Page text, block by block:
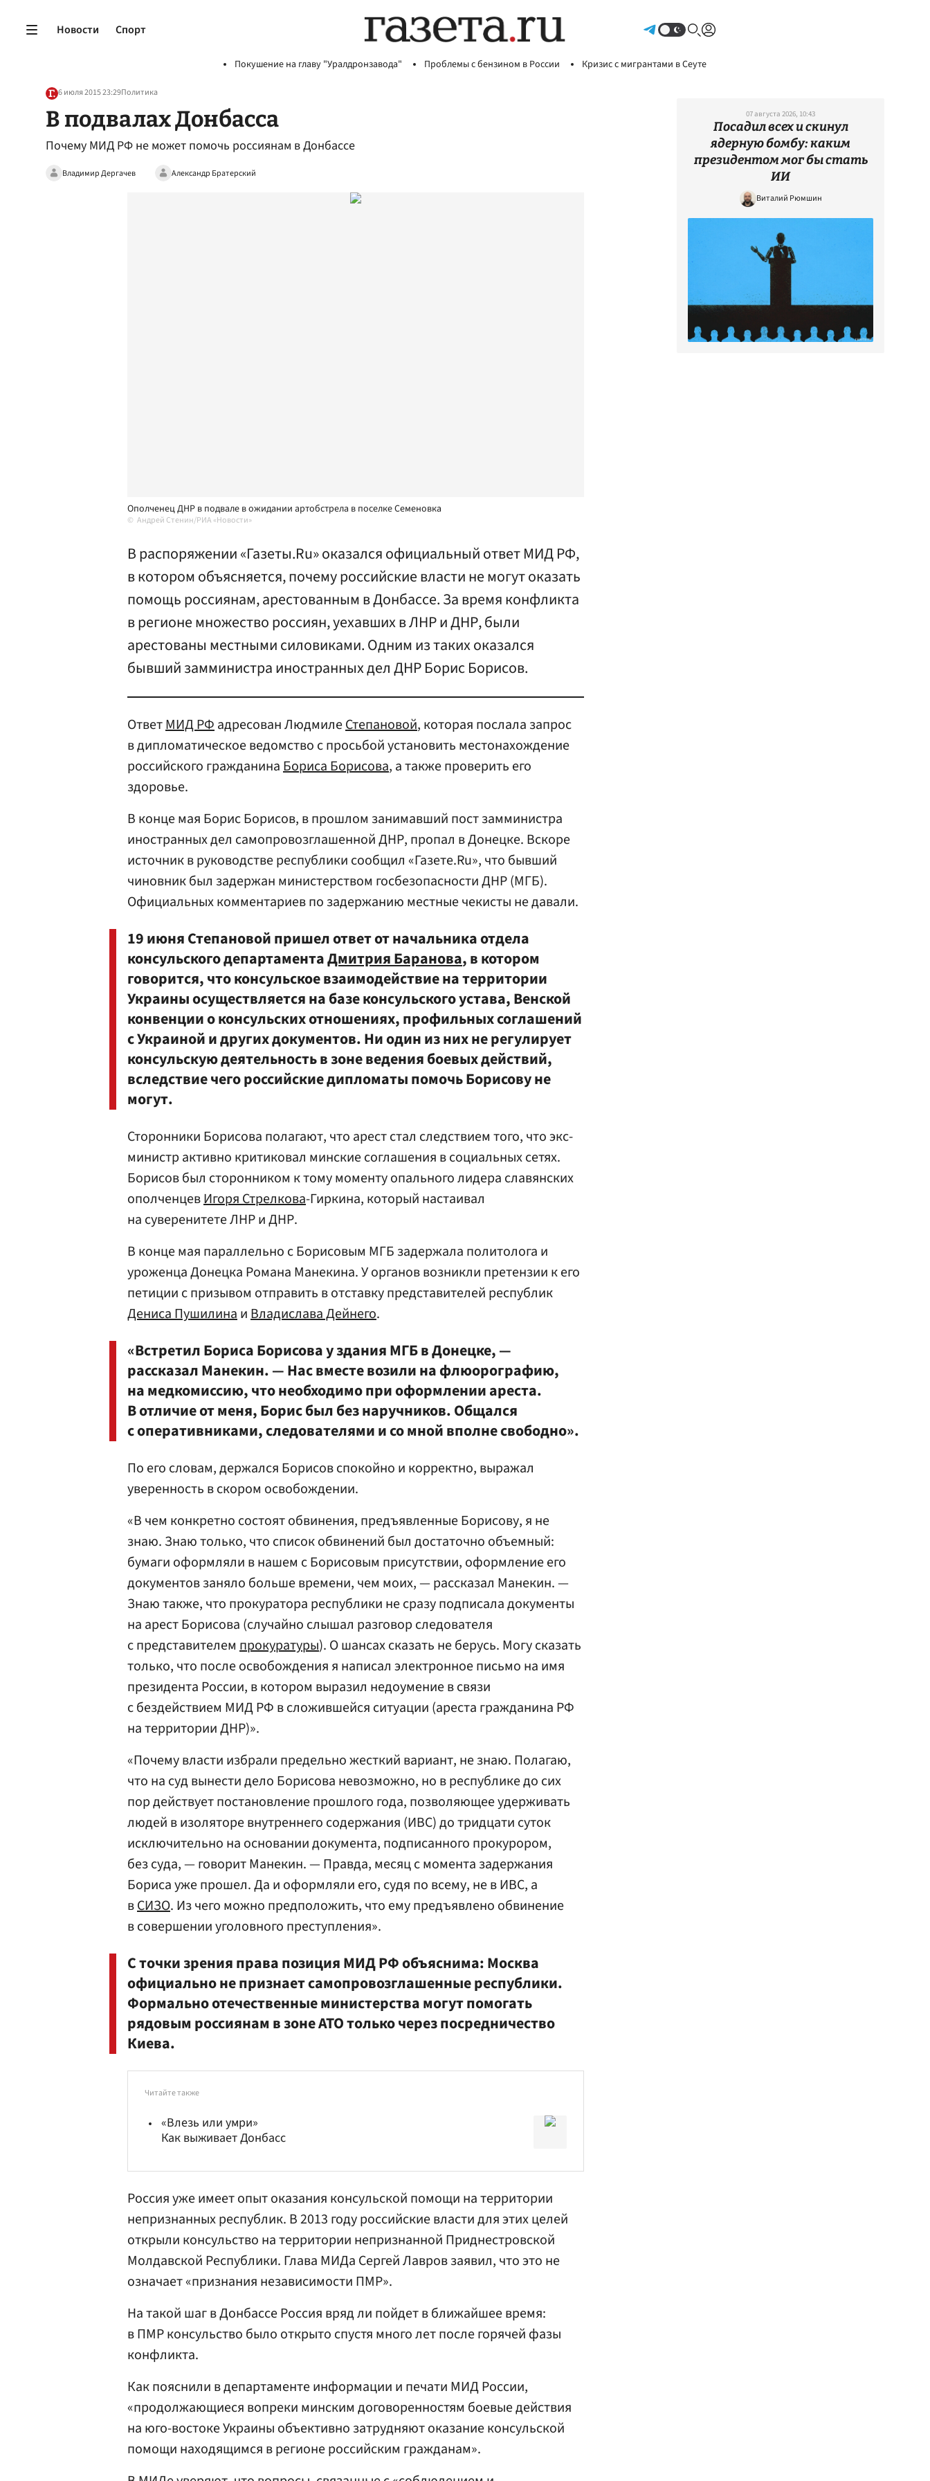
Новости Спорт
Покушение на главу "Уралдронзавода" Проблемы с бензином в России Кризис с мигрантами в Сеуте
6 июля 2015 23:29Политика
В подвалах Донбасса
Почему МИД РФ не может помочь россиянам в Донбассе
Владимир Дергачев Александр Братерский
Ополченец ДНР в подвале в ожидании артобстрела в поселке Семеновка
Андрей Стенин/РИА «Новости»
В распоряжении «Газеты.Ru» оказался официальный ответ МИД РФ,
в котором объясняется, почему российские власти не могут оказать
помощь россиянам, арестованным в Донбассе. За время конфликта
в регионе множество россиян, уехавших в ЛНР и ДНР, были
арестованы местными силовиками. Одним из таких оказался
бывший замминистра иностранных дел ДНР Борис Борисов.
ОтветМИД РФадресован ЛюдмилеСтепановой, которая послала запрос
в дипломатическое ведомство с просьбой установить местонахождение
российского гражданинаБориса Борисова, а также проверить его
здоровье.
В конце мая Борис Борисов, в прошлом занимавший пост замминистра
иностранных дел самопровозглашенной ДНР, пропал в Донецке. Вскоре
источник в руководстве республики сообщил «Газете.Ru», что бывший
чиновник был задержан министерством госбезопасности ДНР (МГБ).
Официальных комментариев по задержанию местные чекисты не давали.
19 июня Степановой пришел ответ от начальника отдела
консульского департаментаДмитрия Баранова, в котором
говорится, что консульское взаимодействие на территории
Украины осуществляется на базе консульского устава, Венской
конвенции о консульских отношениях, профильных соглашений
с Украиной и других документов. Ни один из них не регулирует
консульскую деятельность в зоне ведения боевых действий,
вследствие чего российские дипломаты помочь Борисову не
могут.
Сторонники Борисова полагают, что арест стал следствием того, что экс-
министр активно критиковал минские соглашения в социальных сетях.
Борисов был сторонником к тому моменту опального лидера славянских
ополченцевИгоря Стрелкова-Гиркина, который настаивал
на суверенитете ЛНР и ДНР.
В конце мая параллельно с Борисовым МГБ задержала политолога и
уроженца Донецка Романа Манекина. У органов возникли претензии к его
петиции с призывом отправить в отставку представителей республик
Дениса ПушилинаиВладислава Дейнего.
«Встретил Бориса Борисова у здания МГБ в Донецке, —
рассказал Манекин. — Нас вместе возили на флюорографию,
на медкомиссию, что необходимо при оформлении ареста.
В отличие от меня, Борис был без наручников. Общался
с оперативниками, следователями и со мной вполне свободно».
По его словам, держался Борисов спокойно и корректно, выражал
уверенность в скором освобождении.
«В чем конкретно состоят обвинения, предъявленные Борисову, я не
знаю. Знаю только, что список обвинений был достаточно объемный:
бумаги оформляли в нашем с Борисовым присутствии, оформление его
документов заняло больше времени, чем моих, — рассказал Манекин. —
Знаю также, что прокуратора республики не сразу подписала документы
на арест Борисова (случайно слышал разговор следователя
с представителем прокуратуры). О шансах сказать не берусь. Могу сказать
только, что после освобождения я написал электронное письмо на имя
президента России, в котором выразил недоумение в связи
с бездействием МИД РФ в сложившейся ситуации (ареста гражданина РФ
на территории ДНР)».
«Почему власти избрали предельно жесткий вариант, не знаю. Полагаю,
что на суд вынести дело Борисова невозможно, но в республике до сих
пор действует постановление прошлого года, позволяющее удерживать
людей в изоляторе внутреннего содержания (ИВС) до тридцати суток
исключительно на основании документа, подписанного прокурором,
без суда, — говорит Манекин. — Правда, месяц с момента задержания
Бориса уже прошел. Да и оформляли его, судя по всему, не в ИВС, а
вСИЗО. Из чего можно предположить, что ему предъявлено обвинение
в совершении уголовного преступления».
С точки зрения права позиция МИД РФ объяснима: Москва
официально не признает самопровозглашенные республики.
Формально отечественные министерства могут помогать
рядовым россиянам в зоне АТО только через посредничество
Киева.
Читайте также
«Влезь или умри»
Как выживает Донбасс
Россия уже имеет опыт оказания консульской помощи на территории
непризнанных республик. В 2013 году российские власти для этих целей
открыли консульство на территории непризнанной Приднестровской
Молдавской Республики. Глава МИДа Сергей Лавровзаявил, что это не
означает «признания независимости ПМР».
На такой шаг в Донбассе Россия вряд ли пойдет в ближайшее время:
в ПМР консульство было открыто спустя много лет после горячей фазы
конфликта.
Как пояснили в департаменте информации и печати МИД России,
«продолжающиеся вопреки минским договоренностям боевые действия
на юго-востоке Украины объективно затрудняют оказание консульской
помощи находящимся в регионе российским гражданам».
07 августа 2026, 10:43
Посадил всех и скинул
ядерную бомбу: каким
президентом мог бы стать
ИИ
Виталий Рюмшин